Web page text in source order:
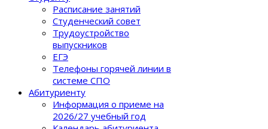
Расписание занятий
Студенческий совет
Трудоустройство
выпускников
ЕГЭ
Телефоны горячей линии в
системе СПО
Абитуриенту
Информация о приеме на
2026/27 учебный год